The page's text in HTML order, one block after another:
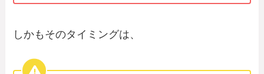
しかもそのタイミングは、